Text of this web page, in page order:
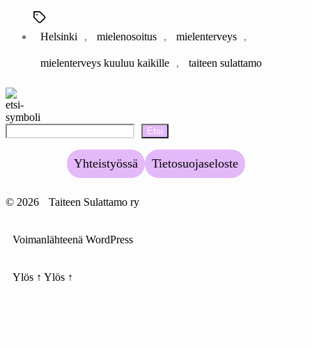
Avainsanat
Helsinki
, mielenosoitus , mielenterveys ,
mielenterveys kuuluu kaikille , taiteen sulattamo
Etsi
Yhteistyössä Tietosuojaseloste
© 2026 Taiteen Sulattamo ry
Voimanlähteenä WordPress
Ylös ↑ Ylös ↑